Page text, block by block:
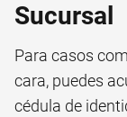
Sucursal
Para casos
cara, puedes
cédula de